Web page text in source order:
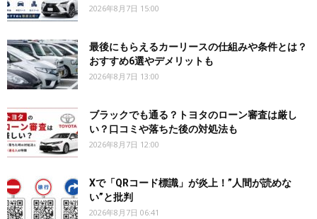
2026年8月7日 15:00
最後にもらえるカーリースの仕組みや条件とは？
おすすめ6選やデメリットも
2026年8月7日 13:00
ブラックでも通る？トヨタのローン審査は厳し
い？口コミや落ちた後の対処法も
2026年8月7日 12:00
Xで「QRコード標識」が炎上！”人間が読めな
い”と批判
2026年8月7日 06:41